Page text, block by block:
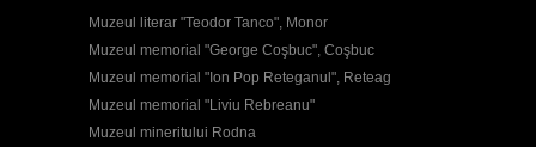
Muzeul literar "Teodor Tanco", Monor
Muzeul memorial "George Coşbuc", Coşbuc
Muzeul memorial "Ion Pop Reteganul", Reteag
Muzeul memorial "Liviu Rebreanu"
Muzeul mineritului Rodna